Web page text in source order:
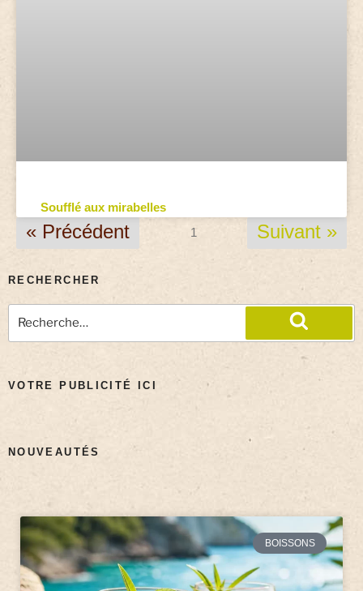
Soufflé aux mirabelles
« Précédent 1 Suivant »
RECHERCHER
VOTRE PUBLICITÉ ICI
NOUVEAUTÉS
BOISSONS